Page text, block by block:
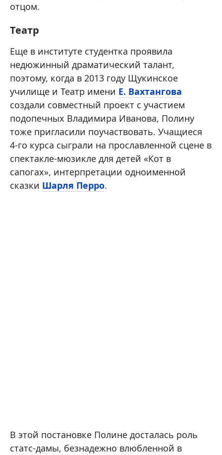
отцом.
Театр
Еще в институте студентка проявила
недюжинный драматический талант,
поэтому, когда в 2013 году Щукинское
училище и Театр имени Е. Вахтангова
создали совместный проект с участием
подопечных Владимира Иванова, Полину
тоже пригласили поучаствовать. Учащиеся
4-го курса сыграли на прославленной сцене в
спектакле-мюзикле для детей «Кот в
сапогах», интерпретации одноименной
сказки Шарля Перро.
В этой постановке Полине досталась роль
статс-дамы, безнадежно влюбленной в